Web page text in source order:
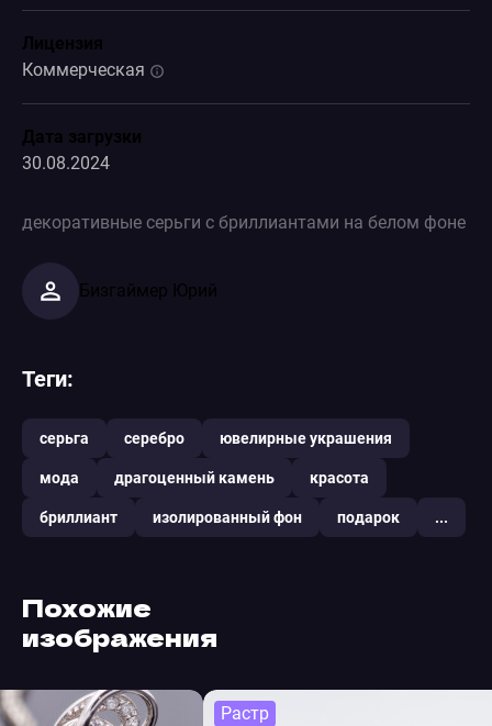
Лицензия
Коммерческая
Дата загрузки
30.08.2024
декоративные серьги с бриллиантами на белом фоне
Бизгаймер Юрий
Теги:
серьга серебро ювелирные украшения
мода драгоценный камень красота
бриллиант изолированный фон подарок ...
Похожие
изображения
Растр